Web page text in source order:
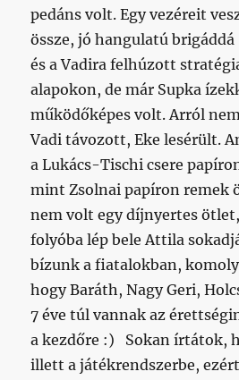
pedáns volt. Egy vezéreit
össze, jó hangulatú
és a Vadira felhúzott
alapokon, de már Supka
működőképes volt. Arról
Vadi távozott, Eke lesérült.
a Lukács-Tischi csere
mint Zsolnai papíron remek
nem volt egy díjnyertes
folyóba lép bele Attila
bízunk a fiatalokban,
hogy Baráth, Nagy Geri,
7 éve túl vannak az
a kezdőre :) Sokan írtátok,
illett a játékrendszerbe,